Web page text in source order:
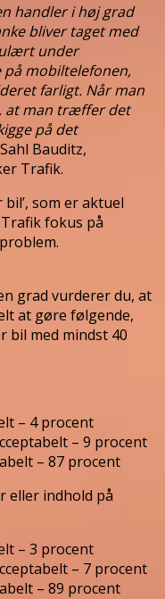
handler i høj grad
bliver taget med
under
på mobiltelefonen,
farligt. Når man
at man træffer det
på det
Bauditz,
Trafik.
som er aktuel
fokus på
grad vurderer du, at
at gøre følgende,
bil med mindst 40
– 4 procent
– 9 procent
– 87 procent
eller indhold på
– 3 procent
– 7 procent
– 89 procent